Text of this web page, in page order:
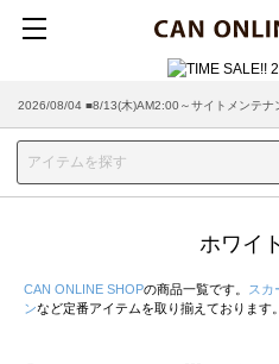
2026/07/29 ■【お知らせ】ヤマト運輸の配送遅
ホワイ
CAN ONLINE SHOPの商品一覧です。 スカ
ンなど定番アイテムを取り揃えております。